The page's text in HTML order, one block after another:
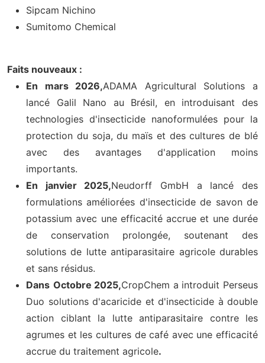
Sipcam Nichino
Sumitomo Chemical
Faits nouveaux :
En mars 2026,ADAMA Agricultural Solutions a
lancé Galil Nano au Brésil, en introduisant des
technologies d'insecticide nanoformulées pour la
protection du soja, du maïs et des cultures de blé
avec des avantages d'application moins
importants.
En janvier 2025,Neudorff GmbH a lancé des
formulations améliorées d'insecticide de savon de
potassium avec une efficacité accrue et une durée
de conservation prolongée, soutenant des
solutions de lutte antiparasitaire agricole durables
et sans résidus.
Dans Octobre 2025,CropChem a introduit Perseus
Duo solutions d'acaricide et d'insecticide à double
action ciblant la lutte antiparasitaire contre les
agrumes et les cultures de café avec une efficacité
accrue du traitement agricole.